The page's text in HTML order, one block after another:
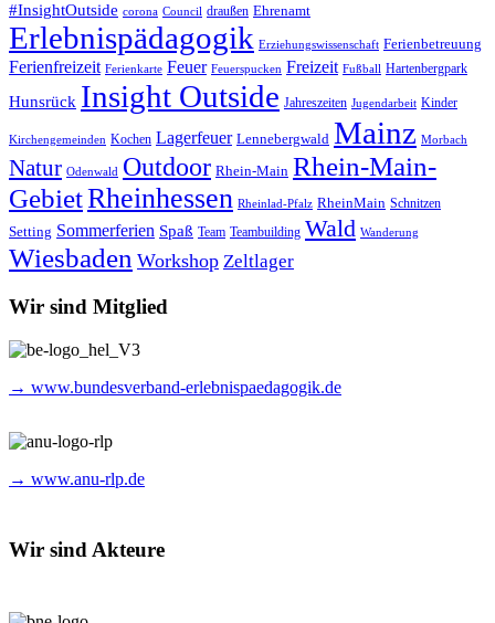
#InsightOutside corona Council draußen Ehrenamt
Erlebnispädagogik Erziehungswissenschaft Ferienbetreuung
Ferienfreizeit Ferienkarte Feuer Feuerspucken Freizeit Fußball Hartenbergpark
Hunsrück Insight Outside Jahreszeiten Jugendarbeit Kinder
Kirchengemeinden Kochen Lagerfeuer Lennebergwald Mainz Morbach
Natur Odenwald Outdoor Rhein-Main Rhein-Main-
GebietRheinhessen Rheinlad-Pfalz RheinMain Schnitzen
Setting Sommerferien Spaß Team Teambuilding Wald Wanderung
Wiesbaden Workshop Zeltlager
Wir sind Mitglied
→ www.bundesverband-erlebnispaedagogik.de
→ www.anu-rlp.de
Wir sind Akteure